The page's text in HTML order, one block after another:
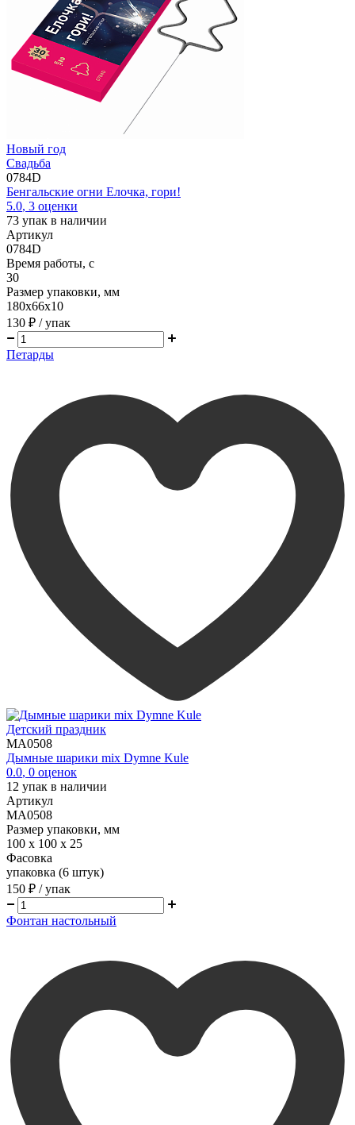
Новый год
Свадьба
0784D
Бенгальские огни Елочка, гори!
5.0, 3 оценки
73 упак в наличии
Артикул
0784D
Время работы, с
30
Размер упаковки, мм
180х66х10
130 ₽ / упак
Петарды
Детский праздник
MA0508
Дымные шарики mix Dymne Kule
0.0, 0 оценок
12 упак в наличии
Артикул
MA0508
Размер упаковки, мм
100 х 100 х 25
Фасовка
упаковка (6 штук)
150 ₽ / упак
Фонтан настольный